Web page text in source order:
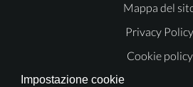
Mappa del
Privacy Policy
Cookie policy
Impostazione cookie